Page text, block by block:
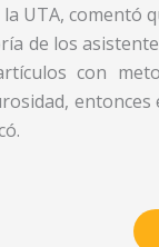
UTA, comentó
de los
con